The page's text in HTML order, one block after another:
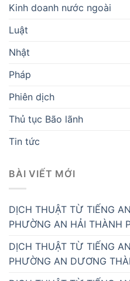
Kinh doanh nước ngoài
Luật
Nhật
Pháp
Phiên dịch
Thủ tục Bão lãnh
Tin tức
BÀI VIẾT MỚI
DỊCH THUẬT TỪ TIẾNG
PHƯỜNG AN HẢI THÀNH
DỊCH THUẬT TỪ TIẾNG
PHƯỜNG AN DƯƠNG